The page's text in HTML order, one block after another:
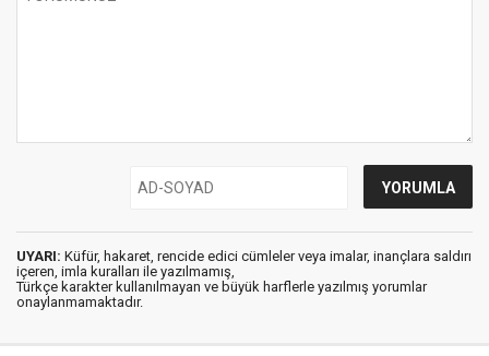
UYARI: Küfür, hakaret, rencide edici cümleler veya imalar, inançlara saldırı
içeren, imla kuralları ile yazılmamış,
Türkçe karakter kullanılmayan ve büyük harflerle yazılmış yorumlar
onaylanmamaktadır.